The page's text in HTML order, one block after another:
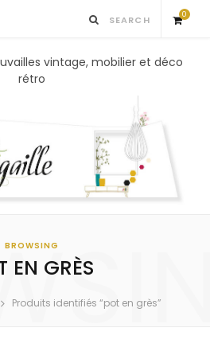
0
S
p
vintage, mobilier et déco
rétro
BROWSING
EN GRÈS
Produits identifiés “pot en grès”